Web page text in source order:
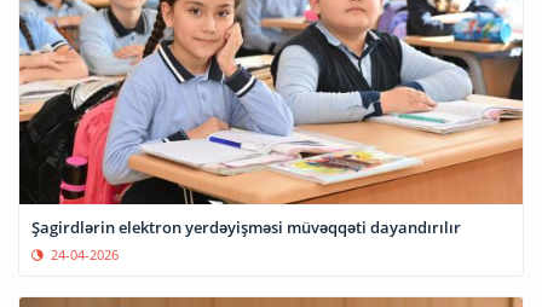
Şagirdlərin elektron yerdəyişməsi müvəqqəti dayandırılır
24-04-2026